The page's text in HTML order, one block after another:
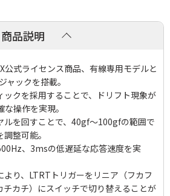
商品説明
公式ライセンス商品、有線専用モデルと
ックを搭載。
ックを採用することで、ドリフト現象が
操作を実現。
ルを回すことで、40gf～100gfの範囲で
整可能。
、3msの低遅延な応答速度を実
より、LTRTトリガーをリニア（フカフ
チカチ）にスイッチで切り替えることが